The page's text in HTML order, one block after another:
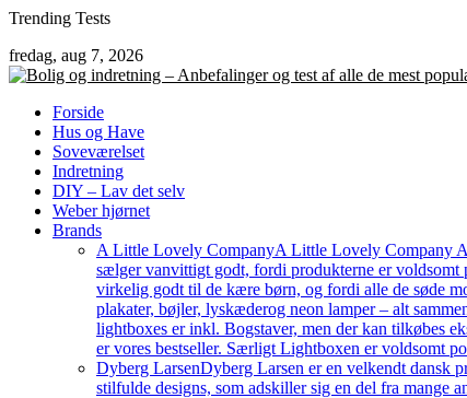
Skip
content
Trending Tests
fredag, aug 7, 2026
Forside
Hus og Have
Soveværelset
Indretning
DIY – Lav det selv
Weber hjørnet
Brands
A Little Lovely CompanyA Little Lovely Company
sælger vanvittigt godt, fordi produkterne er voldsomt
virkelig godt til de kære børn, og fordi alle de søde
plakater, bøjler, lyskæderog neon lamper – alt
lightboxes er inkl. Bogstaver, men der kan tilkøbes
er vores bestseller. Særligt Lightboxen er voldsomt
Dyberg LarsenDyberg Larsen er en velkendt dansk
stilfulde designs, som adskiller sig en del fra mange